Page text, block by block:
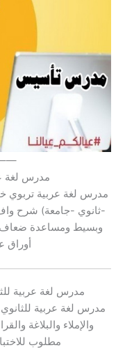
مدرس لغة
مدرس لغة عربية تربوي
-ثانوي -جامعة) شرح
وبسيط ومساعدة ضعاف
أوراق
مدرس لغة عربية
مدرس لغة عربية
والإملاء والبلاغة
مطلوب